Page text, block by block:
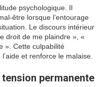
psychologique. Il
être lorsque l’entourage
Le discours intérieur
droit de me plaindre », «
». Cette culpabilité
et renforce le malaise.
permanente